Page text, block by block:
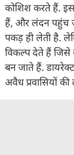
कोशिश करते हैं.
हैं, और लंदन पहुंच
पकड़ ही लेती है.
विकल्प देते हैं जिसे
बन जाते हैं.
अवैध प्रवासियों